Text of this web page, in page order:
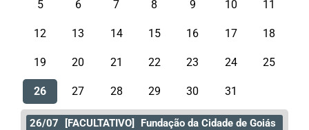
5 6 7 8 9 10 11
12 13 14 15 16 17 18
19 20 21 22 23 24 25
26 27 28 29 30 31
26/07 [FACULTATIVO] Fundação da Cidade de Goiás